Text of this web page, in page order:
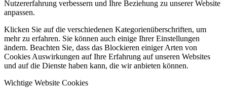
Nutzererfahrung verbessern und Ihre Beziehung zu unserer Website
anpassen.
Klicken Sie auf die verschiedenen Kategorienüberschriften, um
mehr zu erfahren. Sie können auch einige Ihrer Einstellungen
ändern. Beachten Sie, dass das Blockieren einiger Arten von
Cookies Auswirkungen auf Ihre Erfahrung auf unseren Websites
und auf die Dienste haben kann, die wir anbieten können.
Wichtige Website Cookies